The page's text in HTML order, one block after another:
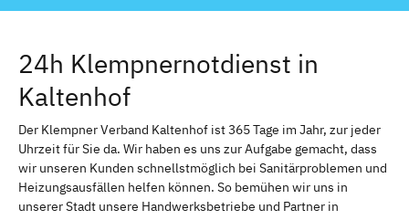
24h Klempnernotdienst in
Kaltenhof
Der Klempner Verband Kaltenhof ist 365 Tage im Jahr, zur jeder
Uhrzeit für Sie da. Wir haben es uns zur Aufgabe gemacht, dass
wir unseren Kunden schnellstmöglich bei Sanitärproblemen und
Heizungsausfällen helfen können. So bemühen wir uns in
unserer Stadt unsere Handwerksbetriebe und Partner in